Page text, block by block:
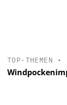
TOP-THEMEN •